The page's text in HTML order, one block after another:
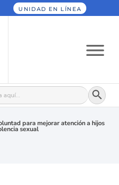
UNIDAD EN LÍNEA
Botón
para mejorar atención a hijos
sexual